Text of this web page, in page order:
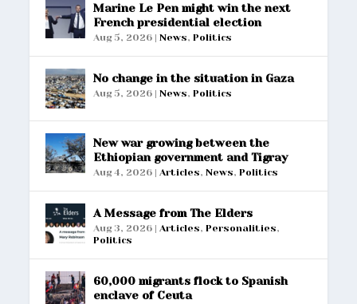
Marine Le Pen might win the next
French presidential election
Aug 5, 2026 |News,Politics
No change in the situation in Gaza
Aug 5, 2026 |News,Politics
New war growing between the
Ethiopian government and Tigray
Aug 4, 2026 |Articles,News,Politics
A Message from The Elders
Aug 3, 2026 |Articles,Personalities,
Politics
60,000 migrants flock to Spanish
enclave of Ceuta